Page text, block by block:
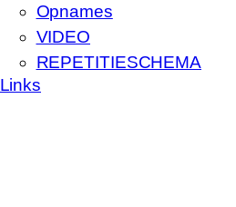
Opnames
VIDEO
REPETITIESCHEMA
Links